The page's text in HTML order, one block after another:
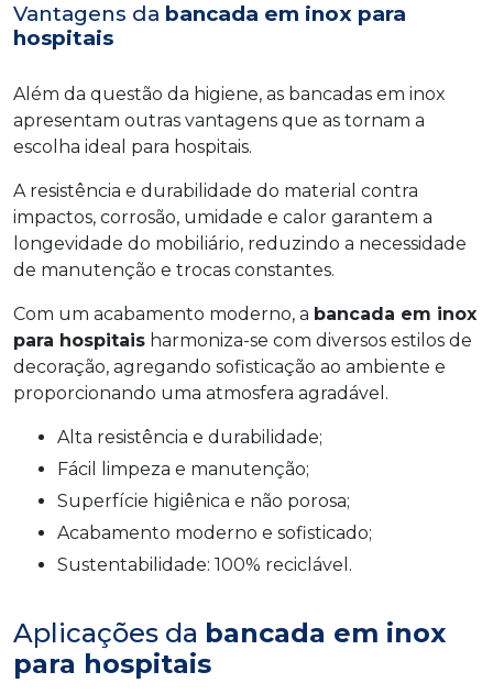
Vantagens da bancada em inox para
hospitais
Além da questão da higiene, as bancadas em inox
apresentam outras vantagens que as tornam a
escolha ideal para hospitais.
A resistência e durabilidade do material contra
impactos, corrosão, umidade e calor garantem a
longevidade do mobiliário, reduzindo a necessidade
de manutenção e trocas constantes.
Com um acabamento moderno, a bancada em inox
para hospitais harmoniza-se com diversos estilos de
decoração, agregando sofisticação ao ambiente e
proporcionando uma atmosfera agradável.
Alta resistência e durabilidade;
Fácil limpeza e manutenção;
Superfície higiênica e não porosa;
Acabamento moderno e sofisticado;
Sustentabilidade: 100% reciclável.
Aplicações da bancada em inox
para hospitais